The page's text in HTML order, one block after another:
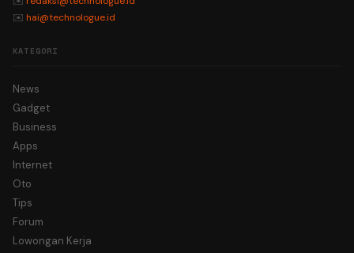
✉️ hai@technologue.id
KATEGORI
News
Gadget
Business
Apps
Internet
Oto
Tips
Forum
Lowongan Kerja